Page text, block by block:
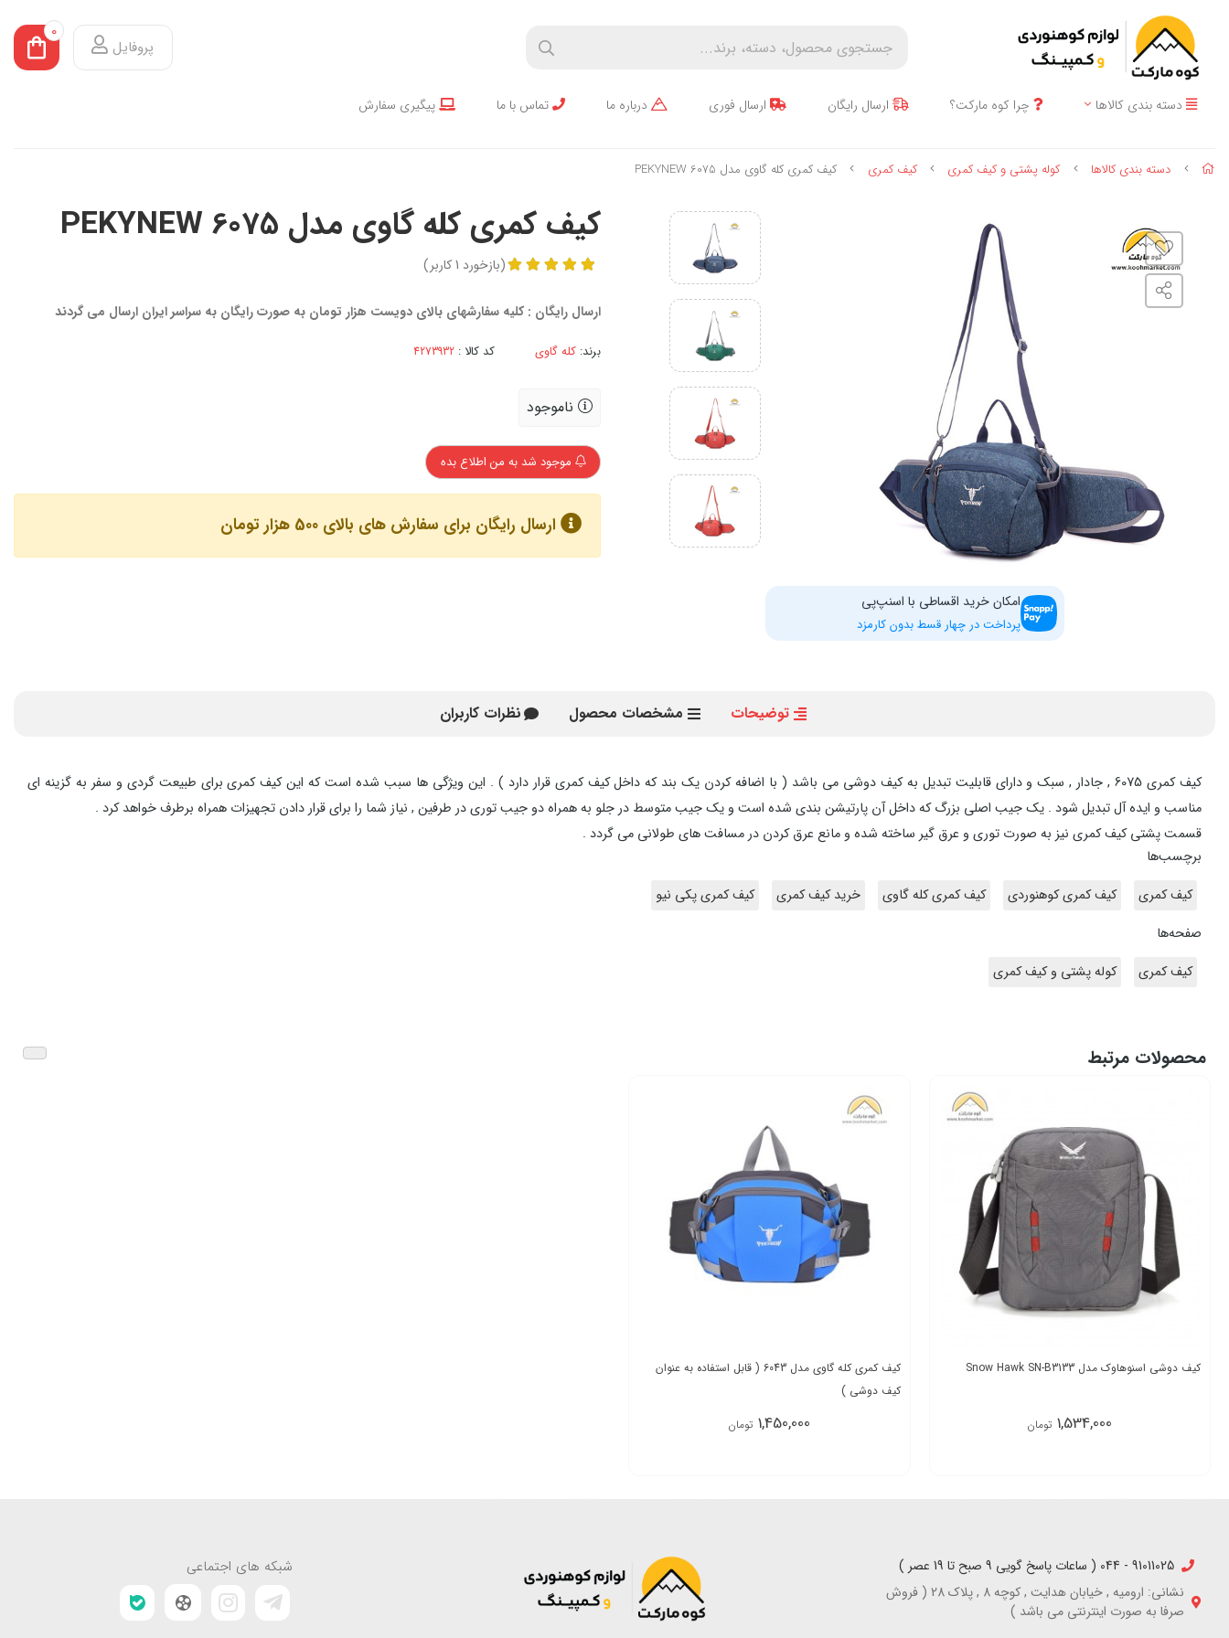
پروفایل
0
دسته بندی کالاها چرا کوه مارکت؟ ارسال رایگان ارسال فوری درباره ما تماس با ما پیگیری سفارش
دسته بندی کالاها کوله پشتی و کیف کمری کیف کمری کیف کمری کله گاوی مدل PEKYNEW 6075
امکان خرید اقساطی با اسنپ‌پی
پرداخت در چهار قسط بدون کارمزد
کیف کمری کله گاوی مدل PEKYNEW 6075
(بازخورد کاربر)
ارسال رایگان : کلیه سفارشهای بالای دویست هزار تومان به صورت رایگان به سراسر ایران ارسال می گردند
برند: کله گاوی کد کالا :
ناموجود
موجود شد به من اطلاع بده
ارسال رایگان برای سفارش های بالای 500 هزار تومان
توضیحات مشخصات محصول نظرات کاربران
کیف کمری 6075 , جادار , سبک و دارای قابلیت تبدیل به کیف دوشی می باشد ( با اضافه کردن یک بند که داخل کیف کمری قرار دارد ) . این ویژگی ها سبب شده است که این کیف کمری برای طبیعت گردی و سفر به گزینه ای
مناسب و ایده آل تبدیل شود . یک جیب اصلی بزرگ که داخل آن پارتیشن بندی شده است و یک جیب متوسط در جلو به همراه دو جیب توری در طرفین , نیاز شما را برای قرار دادن تجهیزات همراه برطرف خواهد کرد .
قسمت پشتی کیف کمری نیز به صورت توری و عرق گیر ساخته شده و مانع عرق کردن در مسافت های طولانی می گردد .
برچسب‌ها
کیف کمری
کیف کمری کوهنوردی کیف کمری کله گاوی خرید کیف کمری
کیف کمری پکی نیو
صفحه‌ها
کیف کمری
کوله پشتی و کیف کمری
محصولات مرتبط
کیف دوشی اسنوهاوک مدل Snow Hawk SN-B3133
1,534,000 تومان
کیف کمری کله گاوی مدل 6043 ( قابل استفاده به عنوان
کیف دوشی )
1,450,000 تومان
91011025 - 044 ( ساعات پاسخ گویی 9 صبح تا 19 عصر )
نشانی: ارومیه , خیابان هدایت , کوچه 8 , پلاک 28 ( فروش
صرفا به صورت اینترنتی می باشد )
شبکه های اجتماعی